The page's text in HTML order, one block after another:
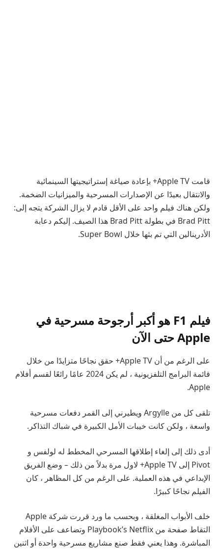
قامت Apple TV+ بإعادة صياغة إستراتيجيتها السينمائية
والانتقال بعيدًا عن الإصدارات المسرحية والميزانيات الضخمة.
ولكن هناك فيلم واحد على الأقل قادم لا يزال الشركة يتجه إلى:
Brad Pitt في بطولة Brad Pitt هذا الصيف. إليكم دعابة
الأدرينالين التي تم بثها خلال Super Bowl.
فيلم F1 هو أكبر أرجوحة مسرحية في
Apple حتى الآن
على الرغم من أن Apple TV+ حقق نجاحًا متزايدًا من خلال
قائمة البرامج التلفزيونية ، لم يكن 2024 عامًا رائعًا لقسم أفلام
Apple.
تلقى كل من Argylle ويطيرني إلى القمر دفعات مسرحية
واسعة ، ولكن كانت خيبات الأمل الكبيرة في شباك التذاكر.
أدى ذلك إلى إلغاء إطلاقها المسرحي المخطط له لولفس و
Pivot إلى Apple TV+ لاول مرة بدلاً من ذلك – وضع الفريق
الإبداعي في هذه العملية. على الرغم من كل المظاهر ، كان
الفيلم نجاحًا كبيرًا.
خلف الأبواب المغلقة ، وبحسب ما ورد قررت شركة Apple
التقاط صفحة من Playbook’s Netflix وتضاعف على الأفلام
المباشرة. وهذا يعني فقط صنع مشاريع مسرحية واحدة أو اثنين